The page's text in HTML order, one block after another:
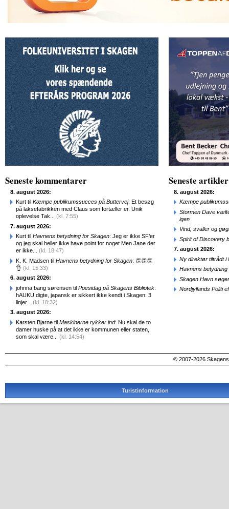
Seneste kommentarer
8. august 2026:
Kurt til Kæmpe publikumssucces på Buttervej: Et besøg
på laksefabrikken med Claus som fortæller er. Unik
oplevelse Tak... (kl. 7:55)
7. august 2026:
Kurt til Havnens betydning for Skagen: Jeg er ikke SF’er
og jeg skal heller ikke have point for noget Men Jane der
er ikke... (kl. 18:47)
K. K. Madsen til Havnens betydning for Skagen: 👏👏👏
👌 (kl. 15:33)
6. august 2026:
johnna bang sørensen til Poesidag på Skagens Bibliotek:
hAUKU digte, japansk er sikkert ikke kendt i Skagen: 3
linjer... (kl. 18:32)
3. august 2026:
Karsten Bjarne til Maskinerne rykker ind: Nu skal de to
damer huske på at det ikke er kommunen eller staten,
som skal være... (kl. 14:54)
Seneste artikler
8. august 2026:
Kæmpe
Stormen Dave
igen
Vind, svaller og
Spirit of Discovery
7. august 2026:
Ny direktør tiltrådt i
Havnens betydning
Skagen Havn
Nordjyllands Politi
© 2007-2026
Turistinformation